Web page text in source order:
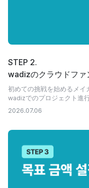
STEP 2.
wadizのクラウドファ
| プロジェクトの作成
初めての挑戦を始めるメイ
wadizでのプロジェクト進
をまとめました
2026.07.06